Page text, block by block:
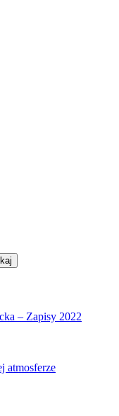
– Zapisy 2022
atmosferze